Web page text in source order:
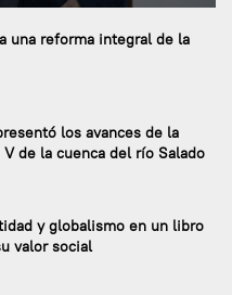
una reforma integral de la
los avances de la
de la cuenca del río Salado
y globalismo en un libro
valor social